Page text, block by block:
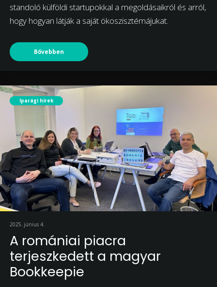
standoló külföldi startupokkal a megoldásaikról és arról,
hogy hogyan látják a saját ökoszisztémájukat.
Bővebben
Iparági hírek
2025. június 4.
A romániai piacra
terjeszkedett a magyar
Bookkeepie